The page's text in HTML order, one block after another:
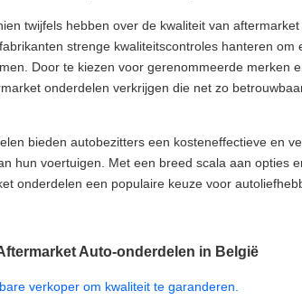
twijfels hebben over de kwaliteit van
strenge kwaliteitscontroles hanteren om
Door te kiezen voor gerenommeerde merken
onderdelen verkrijgen die net zo
bieden autobezitters een kosteneffectieve en
hun voertuigen. Met een breed scala aan opties
onderdelen een populaire keuze voor
Auto-onderdelen in België
verkoper om kwaliteit te garanderen.